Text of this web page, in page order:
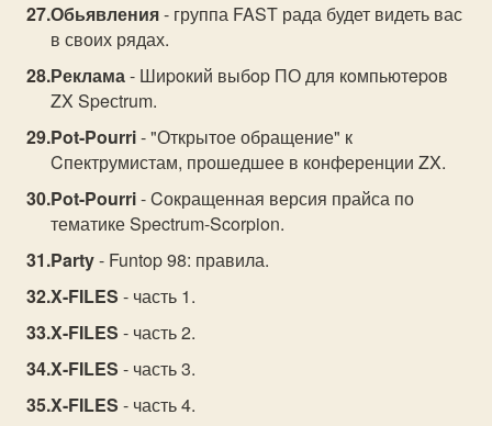
Обьявления- группа FAST рада будет видеть вас
в своих рядах.
Реклама- Шиpoкий выбop ПО для кoмпьютepoв
ZX Speсtrum.
Pot-Pourri- "Открытое обращение" к
Cпектрумистам, прошедшее в конференции ZX.
Pot-Pourri- Cокращенная версия прайса по
тематике Spectrum-Scorpion.
Party- Funtop 98: правила.
X-FILES - часть 1.
X-FILES - часть 2.
X-FILES - часть 3.
X-FILES - часть 4.